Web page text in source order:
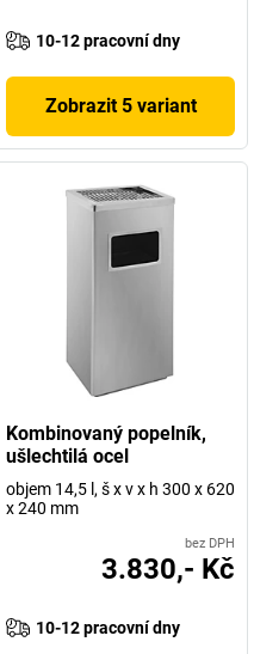
10-12 pracovní dny
Zobrazit 5 variant
Kombinovaný popelník,
ušlechtilá ocel
objem 14,5 l, š x v x h 300 x 620
x 240 mm
bez DPH
3.830,- Kč
10-12 pracovní dny